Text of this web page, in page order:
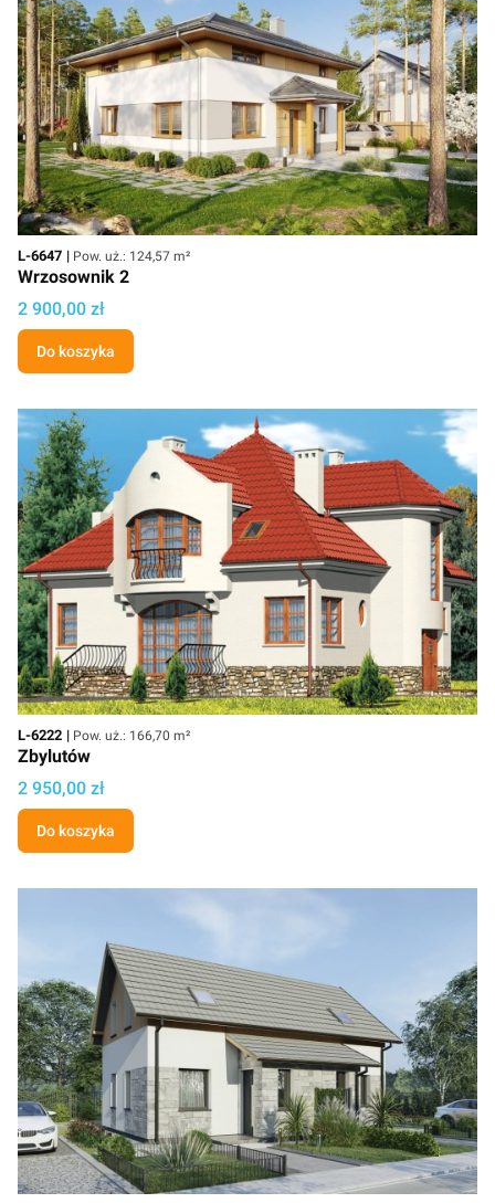
Kod
L-6647 Powierzchnia użytkowa
Pow. uż.: 124,57 m²
Wrzosownik 2
Cena
2 900,00 zł
Do koszyka
Kod
L-6222 Powierzchnia użytkowa
Pow. uż.: 166,70 m²
Zbylutów
Cena
2 950,00 zł
Do koszyka